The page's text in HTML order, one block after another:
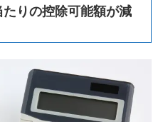
、また、その他夫婦で共...
りの控除可能額が減